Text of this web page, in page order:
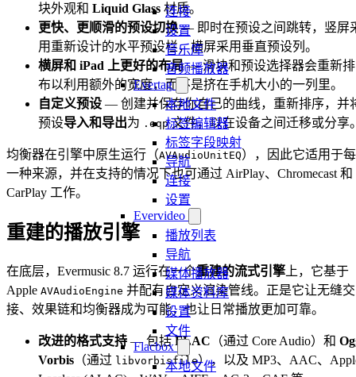
连接
设置
音乐库
音频播放器
Evertag
本地文件
标签编辑器
标签字段映射
导航
连接
设置
Evervideo
播放列表
导航
媒体播放器
媒体资料库
设置
文件
Flacbox
本地文件
块外观和 Liquid Glass 材质。
更快、更顺滑的预设切换— 即时在预设之间跳转，竖屏
用重新设计的水平预设栏，横屏采用垂直预设列。
横屏和 iPad 上更好的布局— 滑块和预设选择器会重新排
布以利用额外的宽度，而不是挤在手机大小的一列里。
自定义预设 — 创建并保存你自己的曲线，重新排序，并
预设导入和导出为 .eqp文件，以在设备之间迁移或分享
均衡器在引擎中原生运行（AVAudioUnitEQ），因此它适用于每
一种来源，并在支持的情况下也可通过 AirPlay、Chromecast 和
CarPlay 工作。
重建的播放引擎
在底层，Evermusic 8.7 运行在一个重建的流式引擎上，它基于
Apple AVAudioEngine 并配有自定义渲染管线。正是它让无缝交
接、效果链和均衡器成为可能，也让日常播放更加可靠。
改进的格式支持 — 包括FLAC （通过 Core Audio）和
Vorbis （通过 libvorbisfile），以及 MP3、AAC、